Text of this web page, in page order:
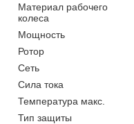
Материал рабочего
колеса
Мощность
Ротор
Сеть
Сила тока
Температура макс.
Тип защиты